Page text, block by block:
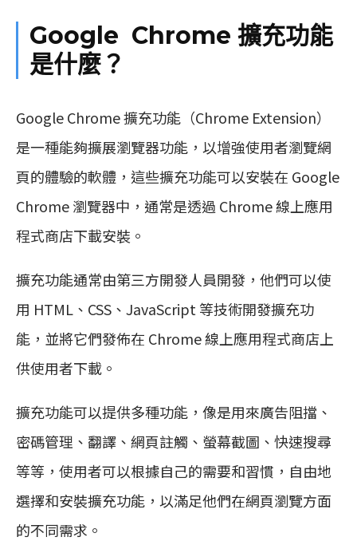
Google Chrome 擴充功能
是什麼？
Google Chrome 擴充功能（Chrome Extension）
是一種能夠擴展瀏覽器功能，以增強使用者瀏覽網
頁的體驗的軟體，這些擴充功能可以安裝在 Google
Chrome 瀏覽器中，通常是透過 Chrome 線上應用
程式商店下載安裝。
擴充功能通常由第三方開發人員開發，他們可以使
用 HTML、CSS、JavaScript 等技術開發擴充功
能，並將它們發佈在 Chrome 線上應用程式商店上
供使用者下載。
擴充功能可以提供多種功能，像是用來廣告阻擋、
密碼管理、翻譯、網頁註觸、螢幕截圖、快速搜尋
等等，使用者可以根據自己的需要和習慣，自由地
選擇和安裝擴充功能，以滿足他們在網頁瀏覽方面
的不同需求。